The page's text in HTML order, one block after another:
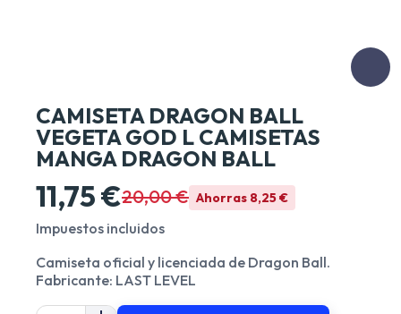
CAMISETA DRAGON BALL
VEGETA GOD L CAMISETAS
MANGA DRAGON BALL
11,75 €20,00 € Ahorras 8,25 €
Impuestos incluidos
Camiseta oficial y licenciada de Dragon Ball.
Fabricante: LAST LEVEL